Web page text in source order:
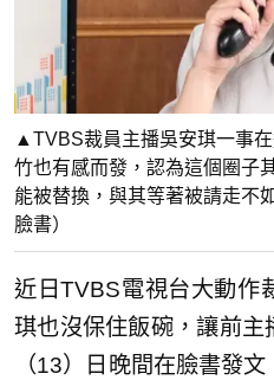
▲TVBS裁員主播吳安琪一事
竹也有感而發，認為這個圈子
能被替換，與其等著被請走不
臉書）
近日TVBS電視台大動作
琪也沒保住飯碗，讓前
（13）日晚間在臉書發